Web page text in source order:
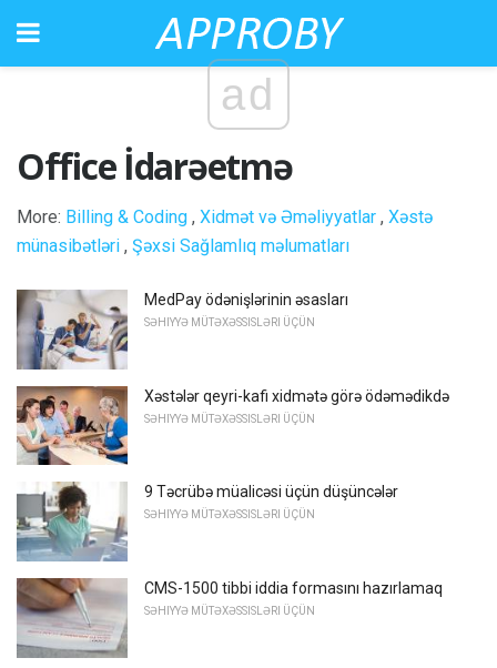
ad
Office İdarəetmə
More: Billing & Coding , Xidmət və Əməliyyatlar , Xəstə
münasibətləri , Şəxsi Sağlamlıq məlumatları
MedPay ödənişlərinin əsasları
SƏHIYYƏ MÜTƏXƏSSISLƏRI ÜÇÜN
Xəstələr qeyri-kafi xidmətə görə ödəmədikdə
SƏHIYYƏ MÜTƏXƏSSISLƏRI ÜÇÜN
9 Təcrübə müalicəsi üçün düşüncələr
SƏHIYYƏ MÜTƏXƏSSISLƏRI ÜÇÜN
CMS-1500 tibbi iddia formasını hazırlamaq
SƏHIYYƏ MÜTƏXƏSSISLƏRI ÜÇÜN